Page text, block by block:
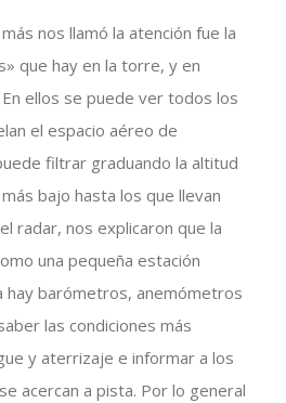
nos llamó la atención fue la
que hay en la torre, y en
ellos se puede ver todos los
el espacio aéreo de
filtrar graduando la altitud
bajo hasta los que llevan
radar, nos explicaron que la
una pequeña estación
hay barómetros, anemómetros
las condiciones más
y aterrizaje e informar a los
acercan a pista. Por lo general